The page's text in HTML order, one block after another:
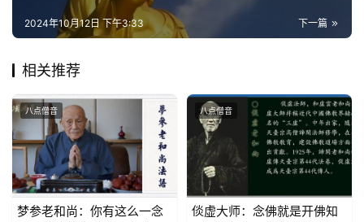
录
佛
教
艺
术
政
策
下一篇
2024年10月12日 下午3:33
相关推荐
八点僧音
梦参老和尚：你有这么一念
八点僧音
倓虚大师：念佛就是开佛知